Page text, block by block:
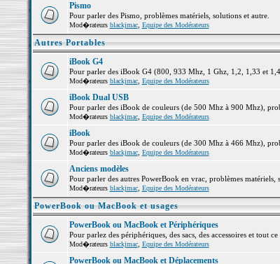
Pismo
Pour parler des Pismo, problèmes matériels, solutions et autre.
Mod�rateurs blackjmac, Equipe des Modérateurs
Autres Portables
iBook G4
Pour parler des iBook G4 (800, 933 Mhz, 1 Ghz, 1,2, 1,33 et
Mod�rateurs blackjmac, Equipe des Modérateurs
iBook Dual USB
Pour parler des iBook de couleurs (de 500 Mhz à 900 Mhz),
Mod�rateurs blackjmac, Equipe des Modérateurs
iBook
Pour parler des iBook de couleurs (de 300 Mhz à 466 Mhz),
Mod�rateurs blackjmac, Equipe des Modérateurs
Anciens modèles
Pour parler des autres PowerBook en vrac, problèmes matériels,
Mod�rateurs blackjmac, Equipe des Modérateurs
PowerBook ou MacBook et usages
PowerBook ou MacBook et Périphériques
Pour parlez des périphériques, des sacs, des accessoires et tout
Mod�rateurs blackjmac, Equipe des Modérateurs
PowerBook ou MacBook et Déplacements